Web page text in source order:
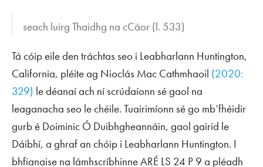
seach luirg Thaidhg na cCáor (l. 533)
Tá cóip eile den tráchtas seo i Leabharlann Huntington,
California, pléite ag Nioclás Mac Cathmhaoil (2020:
329) le déanaí ach ní scrúdaíonn sé gaol na
leaganacha seo le chéile. Tuairimíonn sé go mb’fhéidir
gurb é Doiminic Ó Duibhgheannáin, gaol gairid le
Dáibhí, a ghraf an chóip i Leabharlann Huntington. I
bhfianaise na lámhscríbhinne ARÉ LS 24 P 9 a pléadh